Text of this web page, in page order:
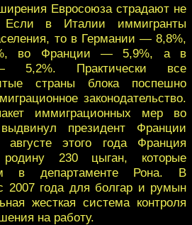
Евросоюза страдают не
Если в Италии иммигранты
то в Германии — 8,8%,
во Франции — 5,9%, а в
— 5,2%. Практически все
страны блока поспешно
законодательство.
иммиграционных мер во
президент Франции
этого года Франция
родину 230 цыган, которые
в департаменте Рона. В
2007 года для болгар и румын
жесткая система контроля
на работу.